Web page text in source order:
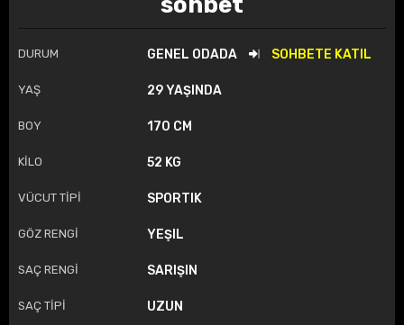
DURUM GENEL ODADA SOHBETE KATIL
YAŞ 29 YAŞINDA
BOY 170 CM
KİLO 52 KG
VÜCUT TİPİ SPORTIK
GÖZ RENGİ YEŞIL
SAÇ RENGİ SARIŞIN
SAÇ TİPİ UZUN